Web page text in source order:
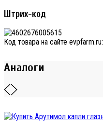
Штрих-код
Код товара на сайте evpfarm.ru:
Аналоги